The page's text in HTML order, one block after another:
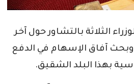
الثلاثة بالتشاور حول آخر
وبحث آفاق الإسهام في الدفع
بهذا البلد الشقيق.